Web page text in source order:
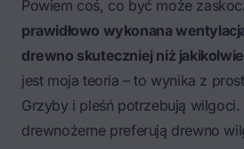
Powiem coś, co być może
prawidłowo wykonana
drewno skuteczniej niż
jest moja teoria – to wynika z
Grzyby i pleśń potrzebują wilgoci.
drewnożerne preferują drewno